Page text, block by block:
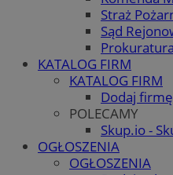
Straż
Sąd
KATALOG FIRM
KATALOG FIRM
Dodaj
POLECAMY
Skup.io -
OGŁOSZENIA
OGŁOSZENIA